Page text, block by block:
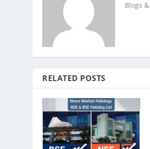
Blogs
RELATED POSTS